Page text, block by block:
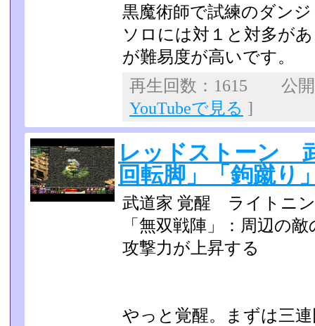
黒魔術師で試練のダン
ソロには対１と対多が
が難易度が高いです。
再生回数：1615 公
YouTubeで見る ]
レッドストーン
回転脚」「鉤蹴り
武道家 覚醒 ライトニ
「無双戦陣」：周辺の
攻撃力が上昇する
やっと覚醒。まずは三